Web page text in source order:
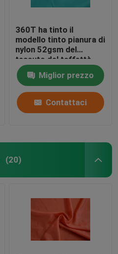
360T ha tinto il
modello tinto pianura di
nylon 52gsm del
tessuto del taffettà
per il panno della borsa
Miglior prezzo
Contattaci
(20)